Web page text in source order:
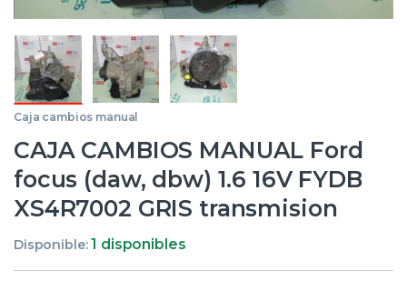
Caja cambios manual
CAJA CAMBIOS MANUAL Ford
focus (daw, dbw) 1.6 16V FYDB
XS4R7002 GRIS transmision
Disponible:1 disponibles